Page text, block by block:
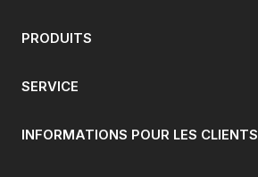
PRODUITS
SERVICE
INFORMATIONS POUR LES CLIENTS